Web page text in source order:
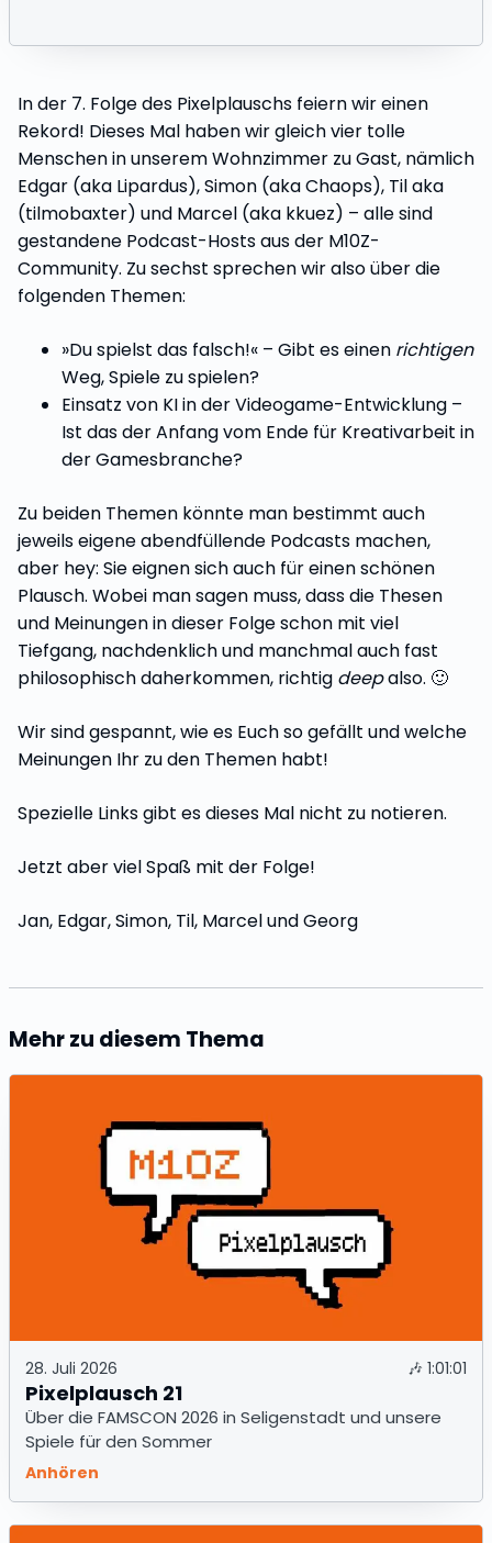
In der 7. Folge des Pixelplauschs feiern wir einen
Rekord! Dieses Mal haben wir gleich vier tolle
Menschen in unserem Wohnzimmer zu Gast, nämlich
Edgar (aka Lipardus), Simon (aka Chaops), Til aka
(tilmobaxter) und Marcel (aka kkuez) – alle sind
gestandene Podcast-Hosts aus der M10Z-
Community. Zu sechst sprechen wir also über die
folgenden Themen:
»Du spielst das falsch!« – Gibt es einen richtigen
Weg, Spiele zu spielen?
Einsatz von KI in der Videogame-Entwicklung –
Ist das der Anfang vom Ende für Kreativarbeit in
der Gamesbranche?
Zu beiden Themen könnte man bestimmt auch
jeweils eigene abendfüllende Podcasts machen,
aber hey: Sie eignen sich auch für einen schönen
Plausch. Wobei man sagen muss, dass die Thesen
und Meinungen in dieser Folge schon mit viel
Tiefgang, nachdenklich und manchmal auch fast
philosophisch daherkommen, richtig deepalso. 🙂
Wir sind gespannt, wie es Euch so gefällt und welche
Meinungen Ihr zu den Themen habt!
Spezielle Links gibt es dieses Mal nicht zu notieren.
Jetzt aber viel Spaß mit der Folge!
Jan, Edgar, Simon, Til, Marcel und Georg
Mehr zu diesem Thema
28. Juli 2026 🎶 1:01:01
Pixelplausch 21
Über die FAMSCON 2026 in Seligenstadt und unsere
Spiele für den Sommer
Anhören